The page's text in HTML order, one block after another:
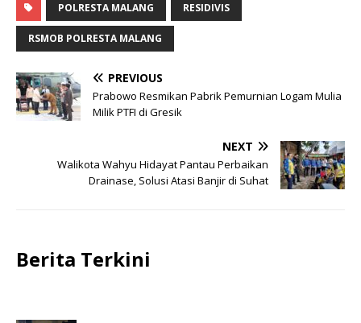
POLRESTA MALANG RESIDIVIS
RSMOB POLRESTA MALANG
PREVIOUS
Prabowo Resmikan Pabrik Pemurnian Logam Mulia
Milik PTFI di Gresik
NEXT
Walikota Wahyu Hidayat Pantau Perbaikan
Drainase, Solusi Atasi Banjir di Suhat
Berita Terkini